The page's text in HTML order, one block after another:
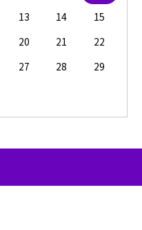
13 14
15
20 21
22
27 28
29